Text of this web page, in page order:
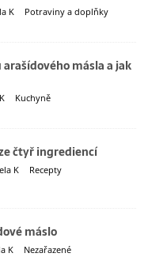
K Potraviny a doplňky
másla a jak
Kuchyně
čtyř ingrediencí
K Recepty
máslo
K Nezařazené